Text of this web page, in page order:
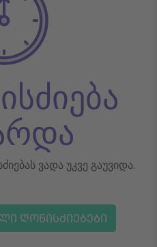
ვადა უკვე გაუვიდა.
ᲦᲝᲜᲘᲡᲫᲘᲔᲑᲔᲑᲘ